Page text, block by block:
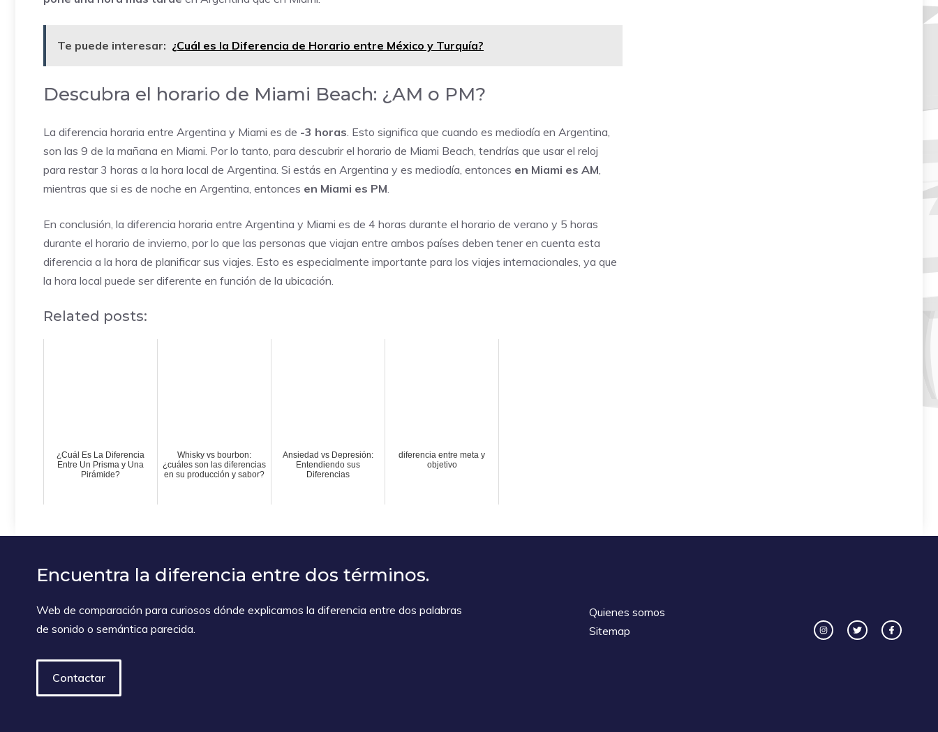
Te puede interesar: ¿Cuál es la Diferencia de Horario entre México y Turquía?
Descubra el horario de Miami Beach: ¿AM o PM?
La diferencia horaria entre Argentina y Miami es de -3 horas. Esto significa que cuando es mediodía en Argentina,
son las 9 de la mañana en Miami. Por lo tanto, para descubrir el horario de Miami Beach, tendrías que usar el reloj
para restar 3 horas a la hora local de Argentina. Si estás en Argentina y es mediodía, entonces en Miami es AM,
mientras que si es de noche en Argentina, entonces en Miami es PM.
En conclusión, la diferencia horaria entre Argentina y Miami es de 4 horas durante el horario de verano y 5 horas
durante el horario de invierno, por lo que las personas que viajan entre ambos países deben tener en cuenta esta
diferencia a la hora de planificar sus viajes. Esto es especialmente importante para los viajes internacionales, ya que
la hora local puede ser diferente en función de la ubicación.
Related posts:
¿Cuál Es La Diferencia
Entre Un Prisma y Una
Pirámide?
Whisky vs bourbon:
¿cuáles son las diferencias
en su producción y sabor?
Ansiedad vs Depresión:
Entendiendo sus
Diferencias
diferencia entre meta y
objetivo
Encuentra la diferencia entre dos términos.
Web de comparación para curiosos dónde explicamos la diferencia entre dos palabras
de sonido o semántica parecida.
Contactar
Quienes somos
Sitemap